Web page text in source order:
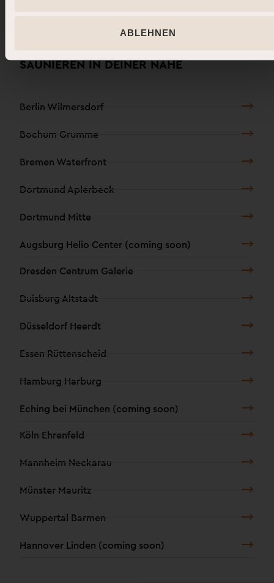
ABLEHNEN
SAUNIEREN IN DEINER NÄHE
Berlin Wilmersdorf
Bochum Grumme
Bremen Waterfront
Dortmund Aplerbeck
Dortmund Mitte
Augsburg Helio Center (coming soon)
Dresden Centrum Galerie
Duisburg Altstadt
Düsseldorf Heerdt
Essen Rüttenscheid
Hamburg Harburg
Eching bei München (coming soon)
Köln Ehrenfeld
Mannheim Neckarau
Münster Mauritz
Wuppertal Barmen
Hannover Linden (coming soon)